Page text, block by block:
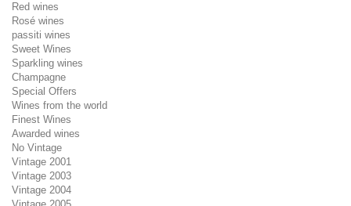
Red wines
Rosé wines
passiti wines
Sweet Wines
Sparkling wines
Champagne
Special Offers
Wines from the world
Finest Wines
Awarded wines
No Vintage
Vintage 2001
Vintage 2003
Vintage 2004